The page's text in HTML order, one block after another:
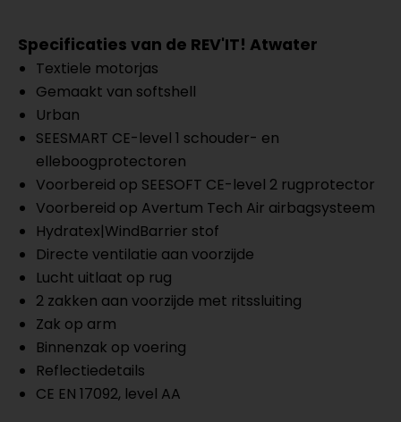
Specificaties van de REV'IT! Atwater
Textiele motorjas
Gemaakt van softshell
Urban
SEESMART CE-level 1 schouder- en
elleboogprotectoren
Voorbereid op SEESOFT CE-level 2 rugprotector
Voorbereid op Avertum Tech Air airbagsysteem
Hydratex|WindBarrier stof
Directe ventilatie aan voorzijde
Lucht uitlaat op rug
2 zakken aan voorzijde met ritssluiting
Zak op arm
Binnenzak op voering
Reflectiedetails
CE EN 17092, level AA